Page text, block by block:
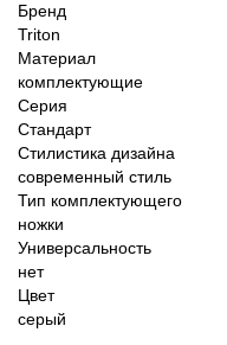
Бренд
Triton
Материал
комплектующие
Серия
Стандарт
Стилистика дизайна
современный стиль
Тип комплектующего
ножки
Универсальность
нет
Цвет
серый